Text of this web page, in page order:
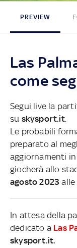
PREVIEW
Las
come
Segui live la
su skysport.it.
Le probabili
preparato al
aggiornamenti
giocherà allo
agosto 2023
In attesa della
dedicato a Las
skysport.it.